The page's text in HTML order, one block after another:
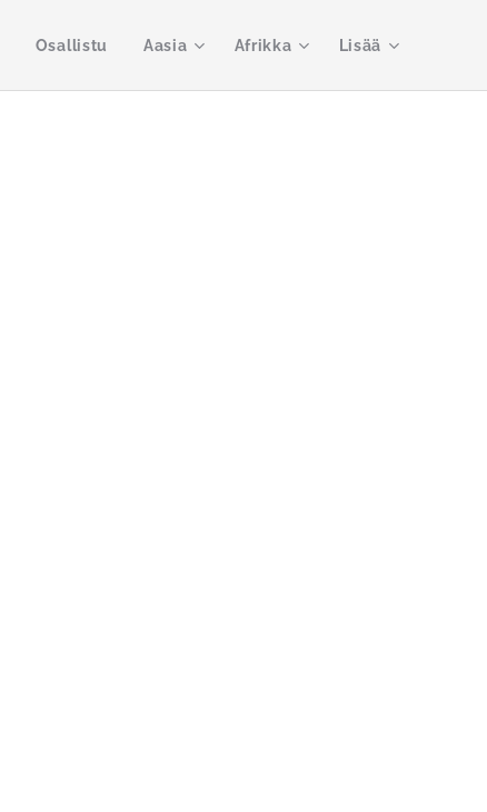
Osallistu Aasia Afrikka Lisää